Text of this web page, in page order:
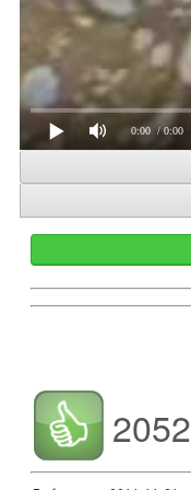
0:00 / 0:00
2052